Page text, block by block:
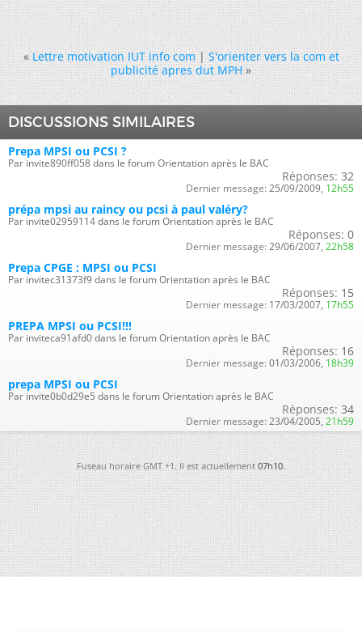
« Lettre motivation IUT info com|S'orienter vers la com et
publicité apres dut MPH »
DISCUSSIONS SIMILAIRES
Prepa MPSI ou PCSI ?
Par invite890ff058 dans le forum Orientation après le BAC
Réponses: 32
Dernier message: 25/09/2009, 12h55
prépa mpsi au raincy ou pcsi à paul valéry?
Par invite02959114 dans le forum Orientation après le BAC
Réponses: 0
Dernier message: 29/06/2007, 22h58
Prepa CPGE : MPSI ou PCSI
Par invitec31373f9 dans le forum Orientation après le BAC
Réponses: 15
Dernier message: 17/03/2007, 17h55
PREPA MPSI ou PCSI!!!
Par inviteca91afd0 dans le forum Orientation après le BAC
Réponses: 16
Dernier message: 01/03/2006, 18h39
prepa MPSI ou PCSI
Par invite0b0d29e5 dans le forum Orientation après le BAC
Réponses: 34
Dernier message: 23/04/2005, 21h59
Fuseau horaire GMT +1. Il est actuellement07h10.